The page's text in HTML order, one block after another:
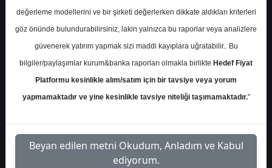
Kurum Sayısı
21
12 1
Paralel
Get.
1
Üstü
Get.
5
Yok
1
1
değerleme modellerini ve bir şirketi değerlerken dikkate aldıkları kriterleri
göz önünde bulundurabilirsiniz, lakin yalnızca bu raporlar veya analizlere
güvenerek yatırım yapmak sizi maddi kayıplara uğratabilir.. Bu
bilgiler/paylaşımlar kurum&banka raporları olmakla birlikte Hedef Fiyat
Platformu kesinlikle alım/satım için bir tavsiye veya yorum
yapmamaktadır ve yine kesinlikle tavsiye niteliği taşımamaktadır."
Beyan edilen metni Okudum, Anladım ve Kabul
ediyorum.